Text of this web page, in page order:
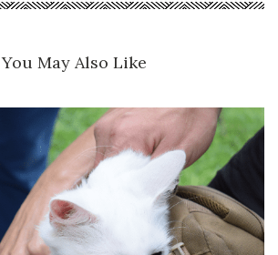
You May Also Like